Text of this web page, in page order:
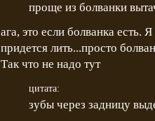
проще из болванки
ага, это если болванка есть.
придется лить...просто
Так что не надо тут
цитата:
зубы через задницу